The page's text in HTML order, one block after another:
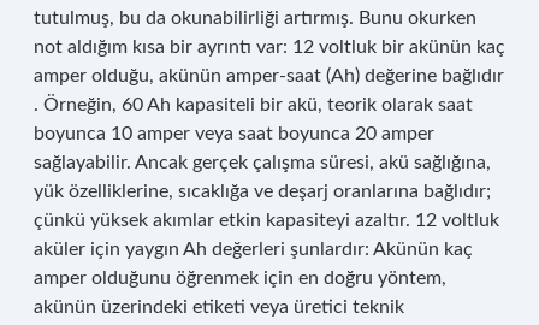
tutulmuş, bu da okunabilirliği artırmış. Bunu okurken
not aldığım kısa bir ayrıntı var: 12 voltluk bir akünün kaç
amper olduğu, akünün amper-saat (Ah) değerine bağlıdır
. Örneğin, 60 Ah kapasiteli bir akü, teorik olarak saat
boyunca 10 amper veya saat boyunca 20 amper
sağlayabilir. Ancak gerçek çalışma süresi, akü sağlığına,
yük özelliklerine, sıcaklığa ve deşarj oranlarına bağlıdır;
çünkü yüksek akımlar etkin kapasiteyi azaltır. 12 voltluk
aküler için yaygın Ah değerleri şunlardır: Akünün kaç
amper olduğunu öğrenmek için en doğru yöntem,
akünün üzerindeki etiketi veya üretici teknik